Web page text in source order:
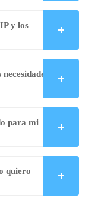
y los
para mi
quiero